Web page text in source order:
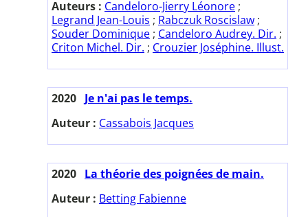
Auteurs : Candeloro-Jierry Léonore ;
Legrand Jean-Louis ; Rabczuk Roscislaw ;
Souder Dominique ; Candeloro Audrey. Dir. ;
Criton Michel. Dir. ; Crouzier Joséphine. Illust.
2020 Je n'ai pas le temps.
Auteur : Cassabois Jacques
2020 La théorie des poignées de main.
Auteur : Betting Fabienne